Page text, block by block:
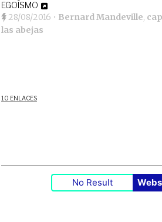
EGOÍSMO
28/08/2016 • Bernard Mandeville,
las abejas
10 ENLACES
No Result